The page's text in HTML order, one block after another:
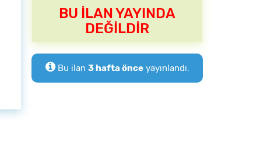
BU İLAN YAYINDA
DEĞİLDİR
Bu ilan 3 hafta önceyayınlandı.